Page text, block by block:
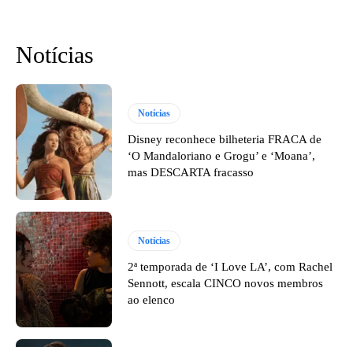
Notícias
Notícias
Disney reconhece bilheteria FRACA de
‘O Mandaloriano e Grogu’ e ‘Moana’,
mas DESCARTA fracasso
Notícias
2ª temporada de ‘I Love LA’, com Rachel
Sennott, escala CINCO novos membros
ao elenco